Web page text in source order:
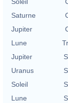
Soleil
Saturne
Jupiter
Lune
Jupiter
Uranus
Soleil
Lune